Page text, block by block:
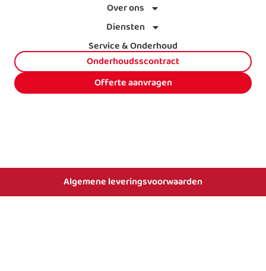
Over ons
Diensten
Service & Onderhoud
Onderhoudsscontract
Offerte aanvragen
Algemene leveringsvoorwaarden